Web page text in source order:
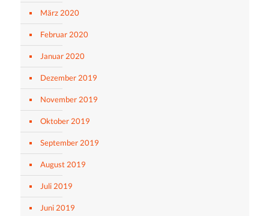
März 2020
Februar 2020
Januar 2020
Dezember 2019
November 2019
Oktober 2019
September 2019
August 2019
Juli 2019
Juni 2019